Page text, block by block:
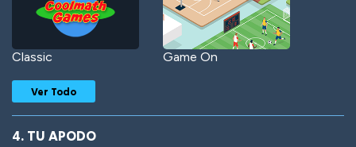
Classic Game On
Ver Todo
4. TU APODO